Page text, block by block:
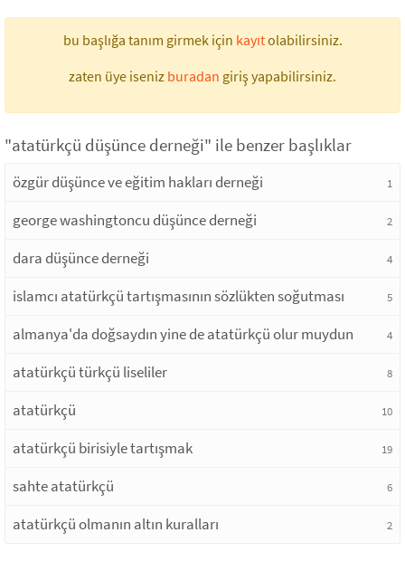
bu başlığa tanım girmek için kayıtolabilirsiniz.
zaten üye iseniz buradan giriş yapabilirsiniz.
"atatürkçü düşünce derneği" ile benzer başlıklar
özgür düşünce ve eğitim hakları derneği 1
george washingtoncu düşünce derneği 2
dara düşünce derneği 4
islamcı atatürkçü tartışmasının sözlükten soğutması 5
almanya'da doğsaydın yine de atatürkçü olur muydun 4
atatürkçü türkçü liseliler 8
atatürkçü 10
atatürkçü birisiyle tartışmak 19
sahte atatürkçü 6
atatürkçü olmanın altın kuralları 2